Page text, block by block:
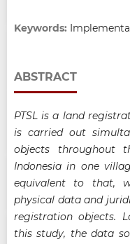
Keywords:
ABSTRACT
PTSL is a land
is carried out
objects throughout
Indonesia in one
equivalent to that,
physical data and
registration objects.
this study, the data